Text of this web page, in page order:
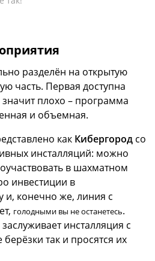
разделён на открытую
часть. Первая доступна
плохо – программа
и объемная.
как Кибергород со
инсталляций: можно
в шахматном
инвестиции в
и, конечно же, линия с
голодными вы не останетесь.
инсталляция с
так и просятся их